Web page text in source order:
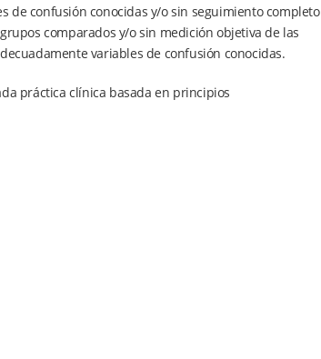
de confusión conocidas y/o sin seguimiento completo
comparados y/o sin medición objetiva de las
variables de confusión conocidas.
práctica clínica basada en principios